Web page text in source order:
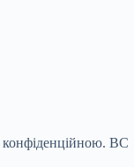
конфіденційною. BC